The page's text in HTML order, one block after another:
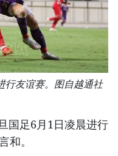
行友谊赛。图自越通社
足6月1日凌晨进行
和。